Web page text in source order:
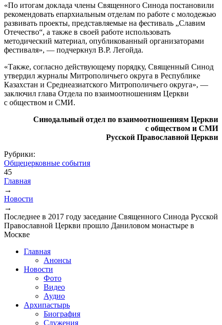
«По итогам доклада члены Священного Синода постановили
рекомендовать епархиальным отделам по работе с молодежью
развивать проекты, представляемые на фестиваль „Славим
Отечество“, а также в своей работе использовать
методический материал, опубликованный организаторами
фестиваля», — подчеркнул В.Р. Легойда.
«Также, согласно действующему порядку, Священный Синод
утвердил журналы Митрополичьего округа в Республике
Казахстан и Среднеазиатского Митрополичьего округа», —
заключил глава Отдела по взаимоотношениям Церкви
с обществом и СМИ.
Синодальный отдел по взаимоотношениям Церкви
с обществом и СМИ
Русской Православной Церкви
Рубрики:
Общецерковные события
45
Вы здесь
Главная
→
Новости
→
Последнее в 2017 году заседание Священного Синода Русской
Православной Церкви прошло Даниловом монастыре в
Москве
Главная
Анонсы
Новости
Фото
Видео
Аудио
Архипастырь
Биография
Служения